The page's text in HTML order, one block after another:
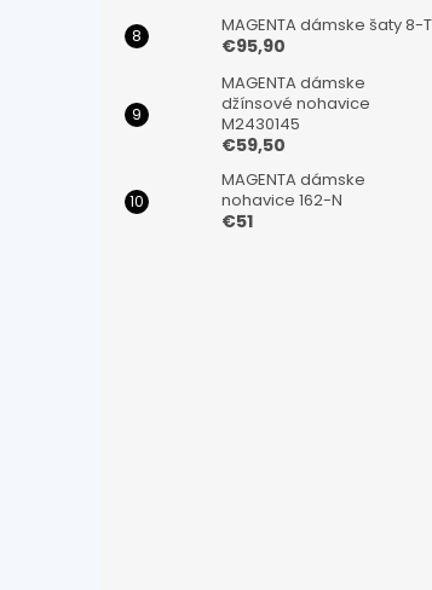
MAGENTA dámske šaty 8-T
€95,90
MAGENTA dámske
džínsové nohavice
M2430145
€59,50
MAGENTA dámske
nohavice 162-N
€51